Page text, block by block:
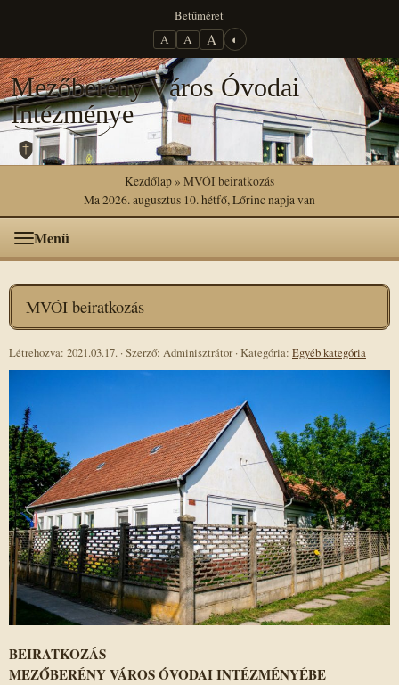
Betűméret
A
A A ◐
Mezőberény Város Óvodai
Intézménye
Kezdőlap» MVÓI beiratkozás
Ma 2026. augusztus 10. hétfő, Lőrinc napja van
Menü
MVÓI beiratkozás
Létrehozva: 2021.03.17. ·Szerző: Adminisztrátor·Kategória: Egyéb kategória
BEIRATKOZÁS
MEZŐBERÉNY VÁROS ÓVODAI INTÉZMÉNYÉBE